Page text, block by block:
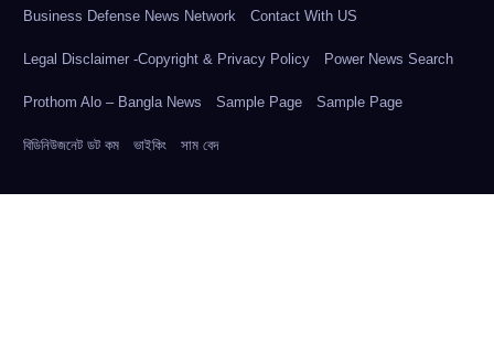
Business Defense News Network Contact With US
Legal Disclaimer -Copyright & Privacy Policy Power News Search
Prothom Alo – Bangla News Sample Page Sample Page
বিডিনিউজনেট ডট কম ভাইকিং সাম বেদ